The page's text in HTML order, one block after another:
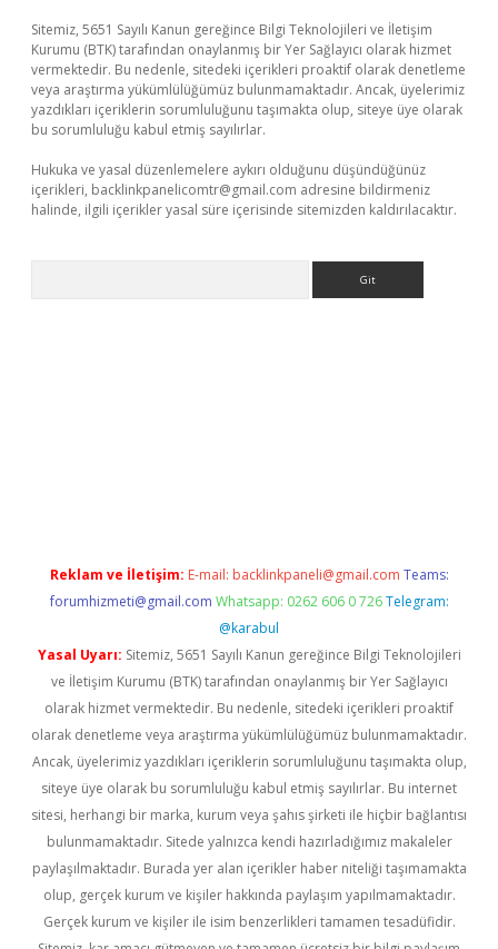
Sitemiz, 5651 Sayılı Kanun gereğince Bilgi Teknolojileri ve İletişim
Kurumu (BTK) tarafından onaylanmış bir Yer Sağlayıcı olarak hizmet
vermektedir. Bu nedenle, sitedeki içerikleri proaktif olarak denetleme
veya araştırma yükümlülüğümüz bulunmamaktadır. Ancak, üyelerimiz
yazdıkları içeriklerin sorumluluğunu taşımakta olup, siteye üye olarak
bu sorumluluğu kabul etmiş sayılırlar.
Hukuka ve yasal düzenlemelere aykırı olduğunu düşündüğünüz
içerikleri, backlinkpanelicomtr@gmail.com adresine bildirmeniz
halinde, ilgili içerikler yasal süre içerisinde sitemizden kaldırılacaktır.
Reklam ve İletişim: E-mail: backlinkpaneli@gmail.com Teams:
forumhizmeti@gmail.com Whatsapp: 0262 606 0 726 Telegram:
@karabul
Yasal Uyarı: Sitemiz, 5651 Sayılı Kanun gereğince Bilgi Teknolojileri
ve İletişim Kurumu (BTK) tarafından onaylanmış bir Yer Sağlayıcı
olarak hizmet vermektedir. Bu nedenle, sitedeki içerikleri proaktif
olarak denetleme veya araştırma yükümlülüğümüz bulunmamaktadır.
Ancak, üyelerimiz yazdıkları içeriklerin sorumluluğunu taşımakta olup,
siteye üye olarak bu sorumluluğu kabul etmiş sayılırlar. Bu internet
sitesi, herhangi bir marka, kurum veya şahıs şirketi ile hiçbir bağlantısı
bulunmamaktadır. Sitede yalnızca kendi hazırladığımız makaleler
paylaşılmaktadır. Burada yer alan içerikler haber niteliği taşımamakta
olup, gerçek kurum ve kişiler hakkında paylaşım yapılmamaktadır.
Gerçek kurum ve kişiler ile isim benzerlikleri tamamen tesadüfidir.